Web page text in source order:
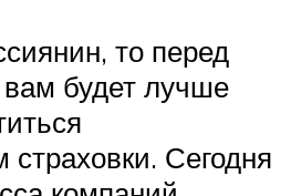
то перед
будет лучше
страховки. Сегодня